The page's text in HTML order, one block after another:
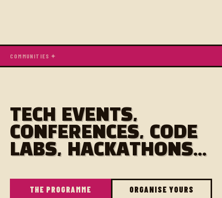
COMMUNITIES ✦
TECH EVENTS,
CONFERENCES, CODE
LABS, HACKATHONS...
THE PROGRAMME ORGANISE YOURS